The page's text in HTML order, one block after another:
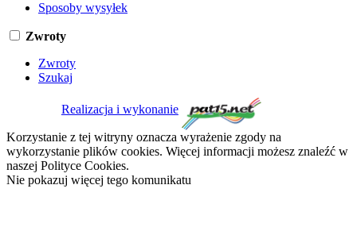
Sposoby wysyłek
Zwroty
Zwroty
Szukaj
Realizacja i wykonanie
Korzystanie z tej witryny oznacza wyrażenie zgody na
wykorzystanie plików cookies. Więcej informacji możesz znaleźć w
naszej Polityce Cookies.
Nie pokazuj więcej tego komunikatu